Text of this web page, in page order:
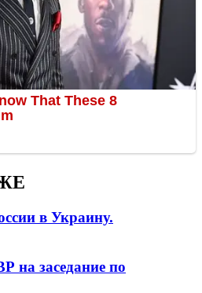
в Украину.
на заседание по